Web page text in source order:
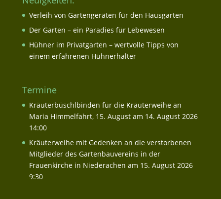
Verleih von Gartengeräten für den Hausgarten
Der Garten – ein Paradies für Lebewesen
Hühner im Privatgarten – wertvolle Tipps von
einem erfahrenen Hühnerhalter
Termine
Kräuterbüschlbinden für die Kräuterweihe an
Maria Himmelfahrt, 15. Augustam 14. August 2026
14:00
Kräuterweihe mit Gedenken an die verstorbenen
Mitglieder des Gartenbauvereins in der
Frauenkirche in Niederachen am 15. August 2026
9:30